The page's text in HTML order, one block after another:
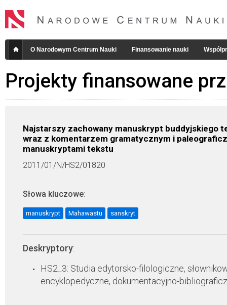
O Narodowym Centrum Nauki Finansowanie nauki
Projekty finansowane
Najstarszy zachowany manuskrypt buddyjskiego
wraz z komentarzem gramatycznym i
manuskryptami tekstu
2011/01/N/HS2/01820
Słowa kluczowe:
manuskrypt Mahawastu sanskryt
Deskryptory:
HS2_3: Studia edytorsko-filologiczne,
encyklopedyczne, dokumentacyjno-